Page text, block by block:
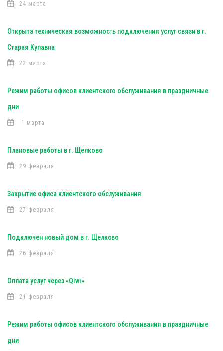
24 марта
Открыта техническая возможность подключения услуг связи в г.
Старая Купавна
22 марта
Режим работы офисов клиентского обслуживания в праздничные
дни
1 марта
Плановые работы в г. Щелково
29 февраля
Закрытие офиса клиентского обслуживания
27 февраля
Подключен новый дом в г. Щелково
26 февраля
Оплата услуг через «Qiwi»
21 февраля
Режим работы офисов клиентского обслуживания в праздничные
дни